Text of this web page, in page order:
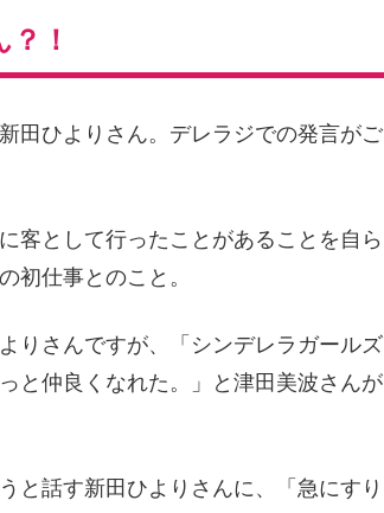
！
田ひよりさん。デレラジでの発言がご
客として行ったことがあることを自ら
初仕事とのこと。
りさんですが、「シンデレラガールズ
と仲良くなれた。」と津田美波さんが
と話す新田ひよりさんに、「急にすり